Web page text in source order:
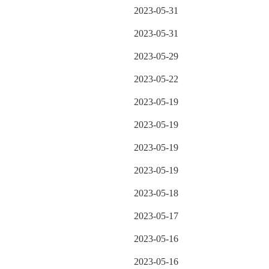
2023-05-31
2023-05-31
2023-05-29
2023-05-22
2023-05-19
2023-05-19
2023-05-19
2023-05-19
2023-05-18
2023-05-17
2023-05-16
2023-05-16